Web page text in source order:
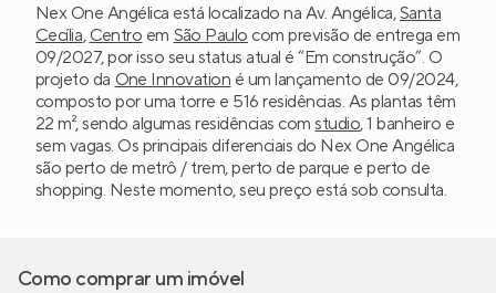
Nex One Angélica está localizado na Av. Angélica,Santa
Cecília, Centro em São Paulo com previsão de entrega em
09/2027, por isso seu status atual é “Em construção”. O
projeto da One Innovation é um lançamento de 09/2024,
composto por uma torre e 516 residências. As plantas têm
22 m², sendo algumas residências comstudio, 1 banheiro e
sem vagas. Os principais diferenciais do Nex One Angélica
são perto de metrô / trem, perto de parque e perto de
shopping. Neste momento, seu preço está sob consulta.
Como comprar um imóvel